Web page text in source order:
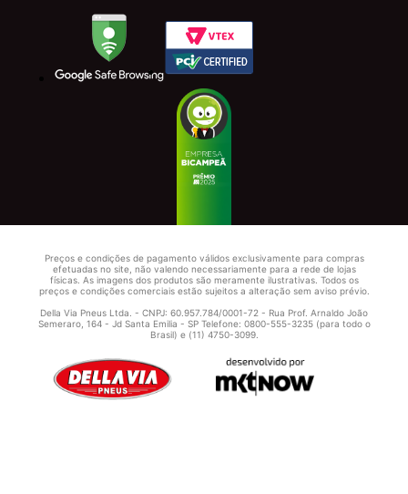
Preços e condições de pagamento válidos exclusivamente para compras
efetuadas no site, não valendo necessariamente para a rede de lojas
físicas. As imagens dos produtos são meramente ilustrativas. Todos os
preços e condições comerciais estão sujeitos a alteração sem aviso prévio.
Della Via Pneus Ltda. - CNPJ: 60.957.784/0001-72 - Rua Prof. Arnaldo João
Semeraro, 164 - Jd Santa Emilia - SP Telefone: 0800-555-3235 (para todo o
Brasil) e (11) 4750-3099.